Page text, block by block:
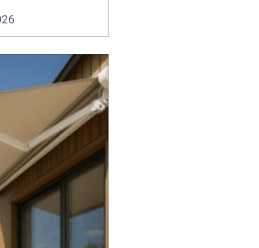
inbrott,
och andra
Fokus
fysisk säkerhet:
glas, p...